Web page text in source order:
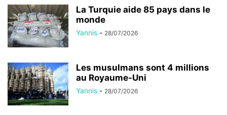
La Turquie aide 85 pays dans le
monde
Yannis - 28/07/2026
Les musulmans sont 4 millions
au Royaume-Uni
Yannis - 28/07/2026